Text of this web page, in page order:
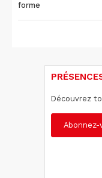
forme
Découvrez
Abonnez-